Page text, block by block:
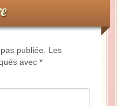
publiée.
Les
avec *